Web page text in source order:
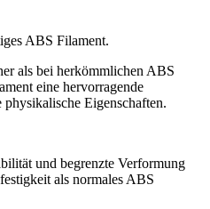
ABS Filament.
als bei herkömmlichen ABS
eine hervorragende
Eigenschaften.
und begrenzte Verformung
als normales ABS